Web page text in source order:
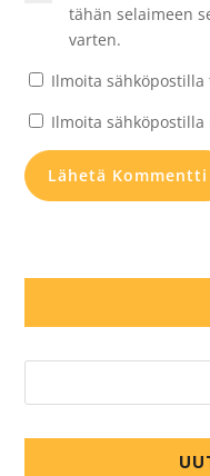
tähän selaimeen
varten.
Ilmoita
Ilmoita